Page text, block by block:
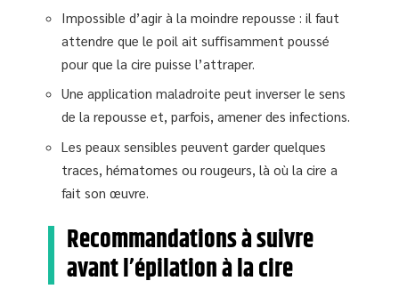
Impossible d’agir à la moindre repousse : il faut
attendre que le poil ait suffisamment poussé
pour que la cire puisse l’attraper.
Une application maladroite peut inverser le sens
de la repousse et, parfois, amener des infections.
Les peaux sensibles peuvent garder quelques
traces, hématomes ou rougeurs, là où la cire a
fait son œuvre.
Recommandations à suivre
avant l’épilation à la cire